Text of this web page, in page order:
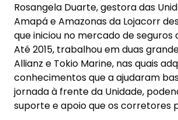
Rosangela Duarte, gestora das
Amapá e Amazonas da Lojacorr
que iniciou no mercado de seguros
Até 2015, trabalhou em duas
Allianz e Tokio Marine, nas quais
conhecimentos que a ajudaram
jornada à frente da Unidade,
suporte e apoio que os corretores